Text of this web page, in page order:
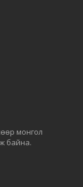
монгол
байна.